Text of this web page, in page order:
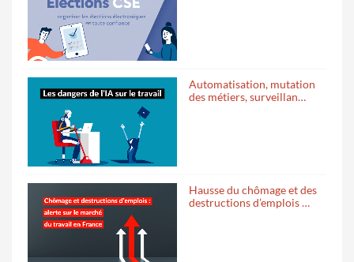
Automatisation, mutation
des métiers, surveillan…
Hausse du chômage et des
destructions d’emplois …